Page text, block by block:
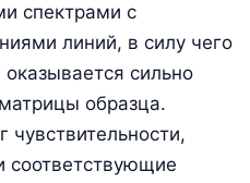
спектрами с
линий, в силу чего
оказывается сильно
образца.
чувствительности,
соответствующие